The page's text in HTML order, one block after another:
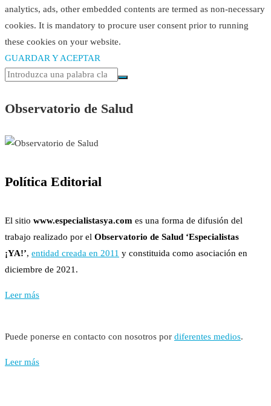
analytics, ads, other embedded contents are termed as non-necessary
cookies. It is mandatory to procure user consent prior to running
these cookies on your website.
GUARDAR Y ACEPTAR
Observatorio de Salud
Política Editorial
El sitio www.especialistasya.com es una forma de difusión del
trabajo realizado por el Observatorio de Salud ‘Especialistas
¡YA!’, entidad creada en 2011 y constituida como asociación en
diciembre de 2021.
Leer más
Puede ponerse en contacto con nosotros por diferentes medios.
Leer más